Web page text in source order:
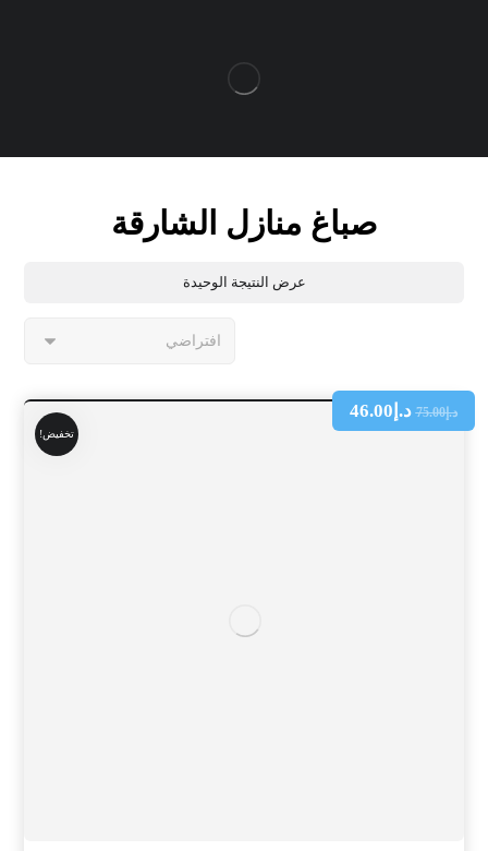
صباغ منازل الشارقة
عرض النتيجة الوحيدة
تخفيض!
د.إ75.00 د.إ 46.00